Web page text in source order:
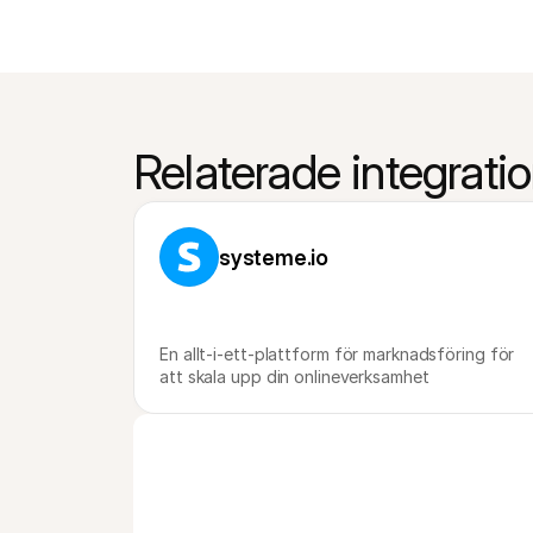
Relaterade
systeme.io
En allt-i-ett-plattform för marknadsföring för
att skala upp din onlineverksamhet